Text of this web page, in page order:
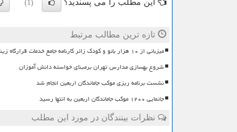
این مطلب را می پسندید؟ (1)
تازه ترین مطالب مرتبط
میزبانی از ۱۰ هزار بانو و کودک زائر کارنامه جامع خدمات قرارگاه زینبیه
شروع بهسازی مدارس تهران برمبنای خواسته دانش آموزان
نشست برنامه ریزی موکب جاماندگان اربعین انجام شد
جانمایی ۱۲۰۰ موکب جاماندگان اربعین به انتها رسید
نظرات بینندگان در مورد این مطلب